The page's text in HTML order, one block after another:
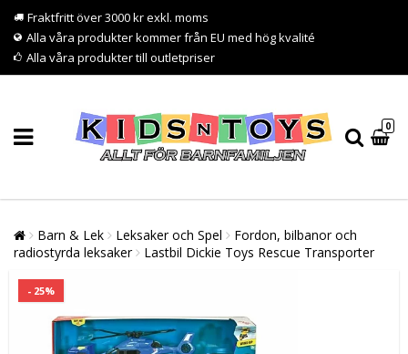
Fraktfritt över 3000 kr exkl. moms
Alla våra produkter kommer från EU med hög kvalité
Alla våra produkter till outletpriser
0
Barn & Lek Leksaker och Spel
Fordon, bilbanor och
radiostyrda leksaker
Lastbil Dickie Toys Rescue Transporter
- 25%